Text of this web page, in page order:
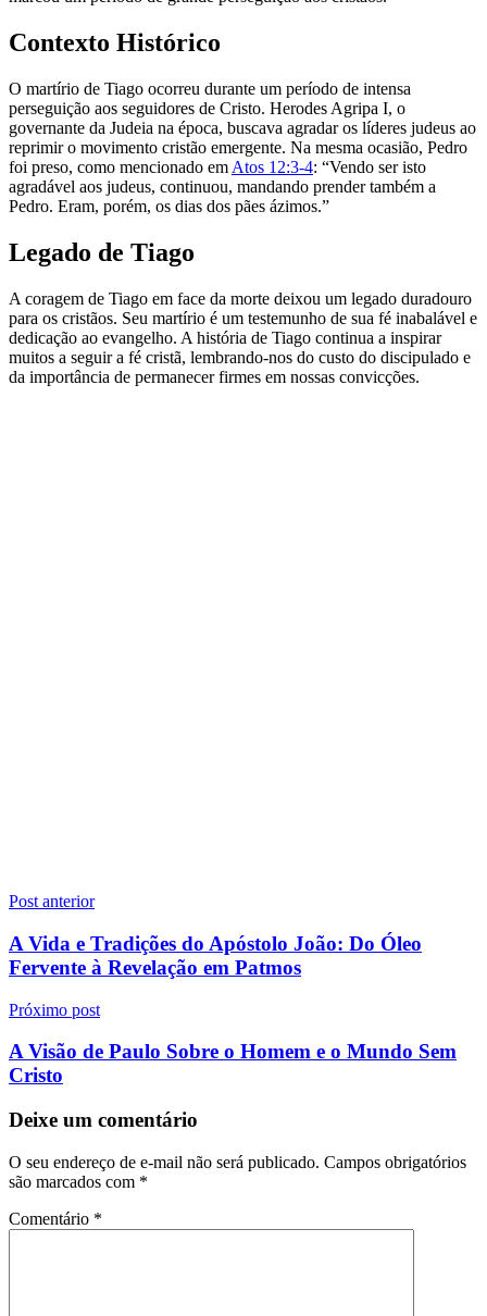
Contexto Histórico
O martírio de Tiago ocorreu durante um período de intensa
perseguição aos seguidores de Cristo. Herodes Agripa I, o
governante da Judeia na época, buscava agradar os líderes judeus ao
reprimir o movimento cristão emergente. Na mesma ocasião, Pedro
foi preso, como mencionado em Atos 12:3-4: “Vendo ser isto
agradável aos judeus, continuou, mandando prender também a
Pedro. Eram, porém, os dias dos pães ázimos.”
Legado de Tiago
A coragem de Tiago em face da morte deixou um legado duradouro
para os cristãos. Seu martírio é um testemunho de sua fé inabalável e
dedicação ao evangelho. A história de Tiago continua a inspirar
muitos a seguir a fé cristã, lembrando-nos do custo do discipulado e
da importância de permanecer firmes em nossas convicções.
Navegação
de
Post
Post anterior
A Vida e Tradições do Apóstolo João: Do Óleo
Fervente à Revelação em Patmos
Próximo post
A Visão de Paulo Sobre o Homem e o Mundo Sem
Cristo
Deixe um comentário
O seu endereço de e-mail não será publicado. Campos obrigatórios
são marcados com *
Comentário *